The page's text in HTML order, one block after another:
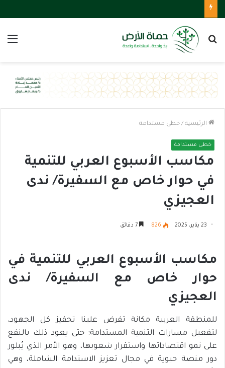
بحث
الرئيسية / خطى مستدامة
خطى مستدامة
مكاسب الأسبوع العربي للتنمية
في حوار خاص مع السفيرة/ ندى
العجيزي
23 يناير، 2025 826
مكاسب الأسبوع العربي للتنمية في
حوار خاص مع السفيرة/ ندى
العجيزي
للمنطقة العربية مكانة تفرض علينا تحفيز كل الجهود،
لتفعيل مسارات التنمية المستدامة؛ حتى يعود ذلك بالنفع
على نمو اقتصاداتها واستقرار شعوبها، وهو الأمر الذي يُبلور
دور منصة حيوية في مجال تعزيز الاستدامة الشاملة، وهي